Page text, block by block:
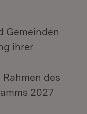
Gemeinden
ihrer
des
2027